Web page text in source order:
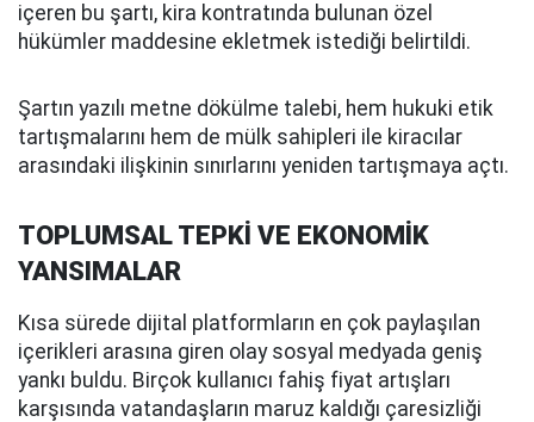
içeren bu şartı, kira kontratında bulunan özel
hükümler maddesine ekletmek istediği belirtildi.
Şartın yazılı metne dökülme talebi, hem hukuki etik
tartışmalarını hem de mülk sahipleri ile kiracılar
arasındaki ilişkinin sınırlarını yeniden tartışmaya açtı.
TOPLUMSAL TEPKİ VE EKONOMİK
YANSIMALAR
Kısa sürede dijital platformların en çok paylaşılan
içerikleri arasına giren olay sosyal medyada geniş
yankı buldu. Birçok kullanıcı fahiş fiyat artışları
karşısında vatandaşların maruz kaldığı çaresizliği